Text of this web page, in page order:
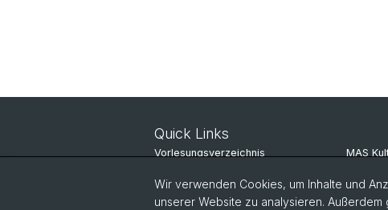
Quick Links
Vorlesungsverzeichnis
IT-Services
MAS
Wir verwenden Cookies, um Inhalte und
unserer Website zu analysieren.